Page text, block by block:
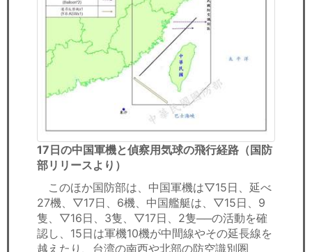
17日の中国軍機と偵察用気球の飛行経路（国防
部リリースより）
このほか国防部は、中国軍機は▽15日、延べ
27機、▽17日、6機、中国艦艇は、▽15日、9
隻、▽16日、3隻、▽17日、2隻──の活動を確
認し、15日は軍機10機が中間線やその延長線を
越えたり、台湾の南西や北部の防空識別圏